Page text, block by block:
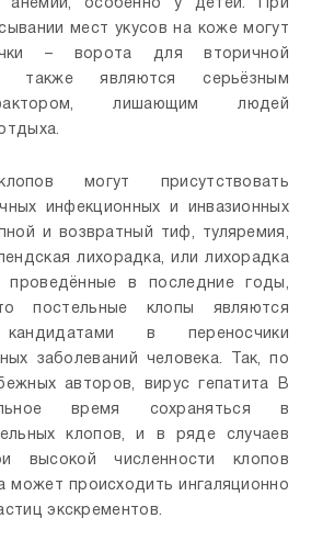
анемии, особенно у детей. При
мест укусов на коже могут
– ворота для вторичной
также являются серьёзным
лишающим людей
могут присутствовать
инфекционных и инвазионных
и возвратный тиф, туляремия,
лихорадка, или лихорадка
проведённые в последние годы,
постельные клопы являются
кандидатами в переносчики
заболеваний человека. Так, по
авторов, вирус гепатита В
время сохраняться в
клопов, и в ряде случаев
высокой численности клопов
может происходить ингаляционно
экскрементов.